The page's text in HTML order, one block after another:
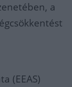
a
(EEAS)